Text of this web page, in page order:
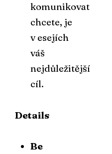
komunikovat
chcete, je
v esejích
váš
nejdůležitější
cíl.
Details
Be